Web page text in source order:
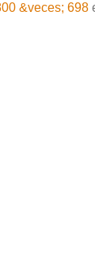
&veces; 698